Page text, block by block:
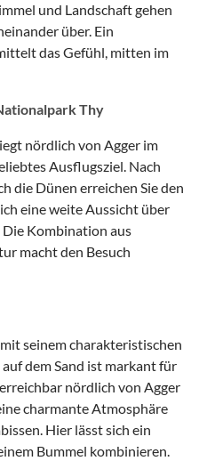
und Landschaft gehen
über. Ein
das Gefühl, mitten im
Thy
nördlich von Agger im
Ausflugsziel. Nach
die Dünen erreichen Sie den
eine weite Aussicht über
Kombination aus
macht den Besuch
seinem charakteristischen
dem Sand ist markant für
nördlich von Agger
charmante Atmosphäre
Hier lässt sich ein
Bummel kombinieren.